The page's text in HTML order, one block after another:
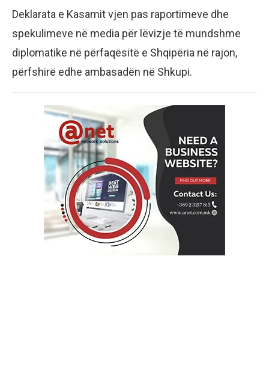
Deklarata e Kasamit vjen pas raportimeve dhe
spekulimeve në media për lëvizje të mundshme
diplomatike në përfaqësitë e Shqipëria në rajon,
përfshirë edhe ambasadën në Shkupi.